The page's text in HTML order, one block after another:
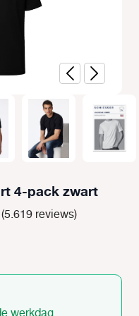
4-pack zwart
reviews)